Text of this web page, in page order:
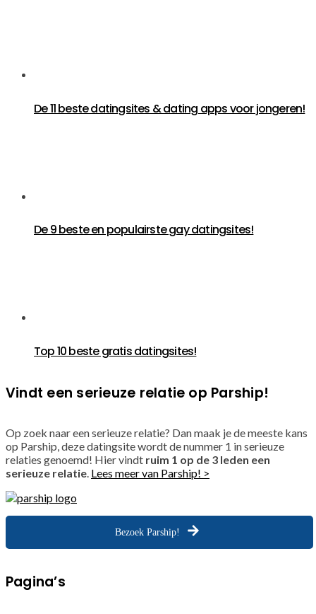
De 11 beste datingsites & dating apps voor jongeren!
De 9 beste en populairste gay datingsites!
Top 10 beste gratis datingsites!
Vindt een serieuze relatie op Parship!
Op zoek naar een serieuze relatie? Dan maak je de meeste kans
op Parship, deze datingsite wordt de nummer 1 in serieuze
relaties genoemd! Hier vindt ruim 1 op de 3 leden een
serieuze relatie. Lees meer van Parship! >
Bezoek Parship!
Pagina’s